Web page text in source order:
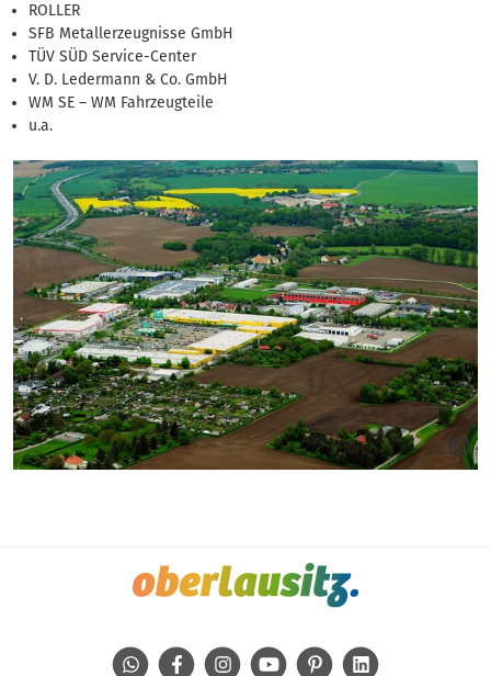
ROLLER
SFB Metallerzeugnisse GmbH
TÜV SÜD Service-Center
V. D. Ledermann & Co. GmbH
WM SE – WM Fahrzeugteile
u.a.
WhatsAppFacebookInstagramYoutube Pinterest